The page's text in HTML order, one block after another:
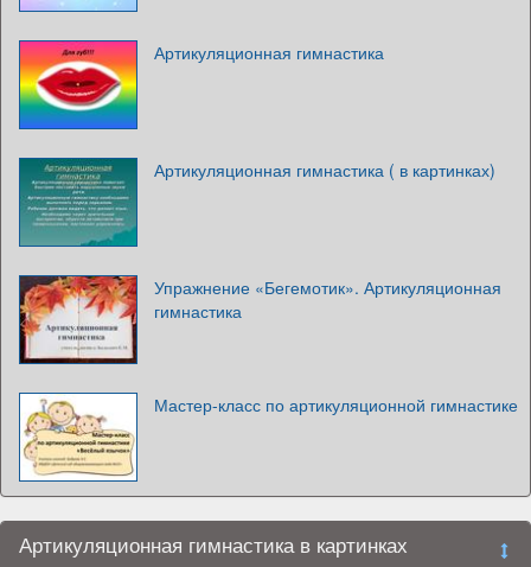
Артикуляционная гимнастика
Артикуляционная гимнастика ( в картинках)
Упражнение «Бегемотик». Артикуляционная
гимнастика
Мастер-класс по артикуляционной гимнастике
Артикуляционная гимнастика в картинках